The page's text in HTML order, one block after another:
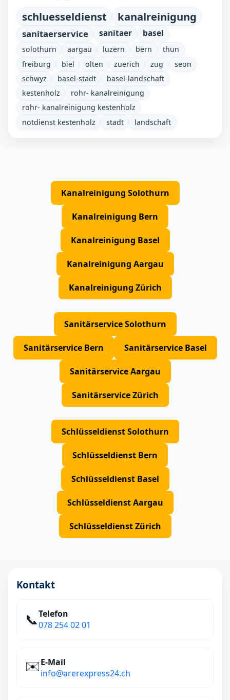
schluesseldienst kanalreinigung
sanitaerservice sanitaer basel
solothurn aargau luzern bern
thun
freiburg
biel olten zuerich zug
seon
schwyz
basel-stadt
basel-landschaft
kestenholz
rohr- kanalreinigung
rohr- kanalreinigung kestenholz
notdienst kestenholz
stadt landschaft
Kanalreinigung Solothurn
Kanalreinigung Bern
Kanalreinigung Basel
Kanalreinigung Aargau
Kanalreinigung Zürich
Sanitärservice Solothurn
Sanitärservice Bern Sanitärservice Basel
Sanitärservice Aargau
Sanitärservice Zürich
Schlüsseldienst Solothurn
Schlüsseldienst Bern
Schlüsseldienst Basel
Schlüsseldienst Aargau
Schlüsseldienst Zürich
Kontakt
📞Telefon
078 254 02 01
✉️E‑Mail
info@arerexpress24.ch